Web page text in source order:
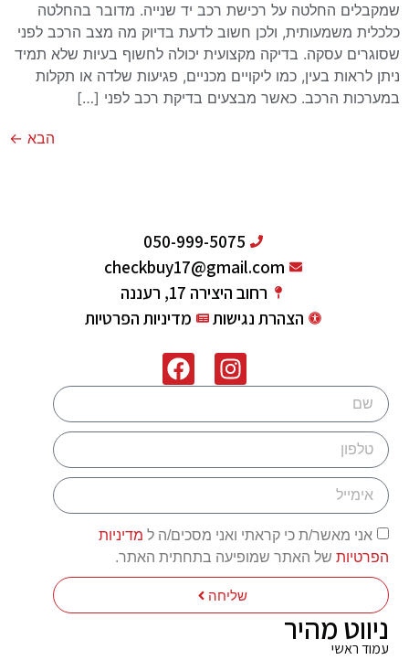
שמקבלים החלטה על רכישת רכב יד שנייה. מדובר בהחלטה
כלכלית משמעותית, ולכן חשוב לדעת בדיוק מה מצב הרכב לפני
שסוגרים עסקה. בדיקה מקצועית יכולה לחשוף בעיות שלא תמיד
ניתן לראות בעין, כמו ליקויים מכניים, פגיעות שלדה או תקלות
במערכות הרכב. כאשר מבצעים בדיקת רכב לפני […]
הבא ←
ניווט מהיר
עמוד ראשי
אני מאשר/ת כי קראתי ואני מסכים/ה ל מדיניות
הפרטיות של האתר שמופיעה בתחתית האתר.
שליחה
050-999-5075
checkbuy17@gmail.com
רחוב היצירה 17, רעננה
הצהרת נגישות
מדיניות הפרטיות